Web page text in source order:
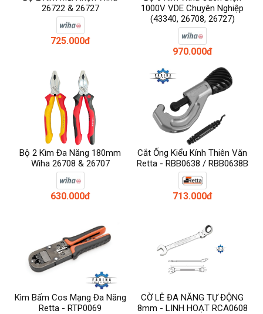
26722 & 26727
725.000đ
1000V VDE Chuyên Nghiệp
(43340, 26708, 26727)
970.000đ
Bộ 2 Kìm Đa Năng 180mm
Wiha 26708 & 26707
630.000đ
Cắt Ống Kiểu Kính Thiên Văn
Retta - RBB0638 / RBB0638B
713.000đ
Kìm Bấm Cos Mạng Đa Năng
Retta - RTP0069
CỜ LÊ ĐA NĂNG TỰ ĐỘNG
8mm - LINH HOẠT RCA0608